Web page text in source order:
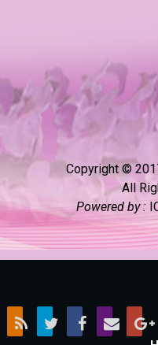
Copyright ©
All
Powered by :